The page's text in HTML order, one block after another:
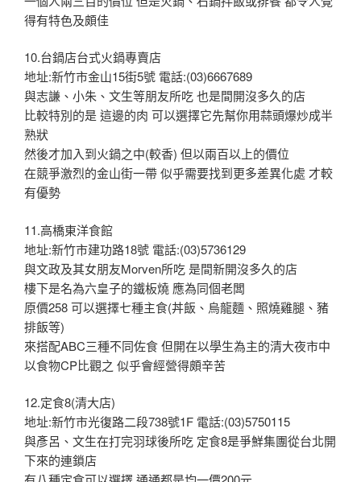
得有特色及頗佳
10.台鍋店台式火鍋專賣店
地址:新竹市金山15街5號 電話:(03)6667689
與志謙、小朱、文生等朋友所吃 也是間開沒多久的店
比較特別的是 這邊的肉 可以選擇它先幫你用蒜頭爆炒成半
熟狀
然後才加入到火鍋之中(較香) 但以兩百以上的價位
在競爭激烈的金山街一帶 似乎需要找到更多差異化處 才較
有優勢
11.高橋東洋食館
地址:新竹市建功路18號 電話:(03)5736129
與文政及其女朋友Morven所吃 是間新開沒多久的店
樓下是名為六皇子的鐵板燒 應為同個老闆
原價258 可以選擇七種主食(丼飯、烏龍麵、照燒雞腿、豬
排飯等)
來搭配ABC三種不同佐食 但開在以學生為主的清大夜市中
以食物CP比觀之 似乎會經營得頗辛苦
12.定食8(清大店)
地址:新竹市光復路二段738號1F 電話:(03)5750115
與彥呂、文生在打完羽球後所吃 定食8是爭鮮集團從台北開
下來的連鎖店